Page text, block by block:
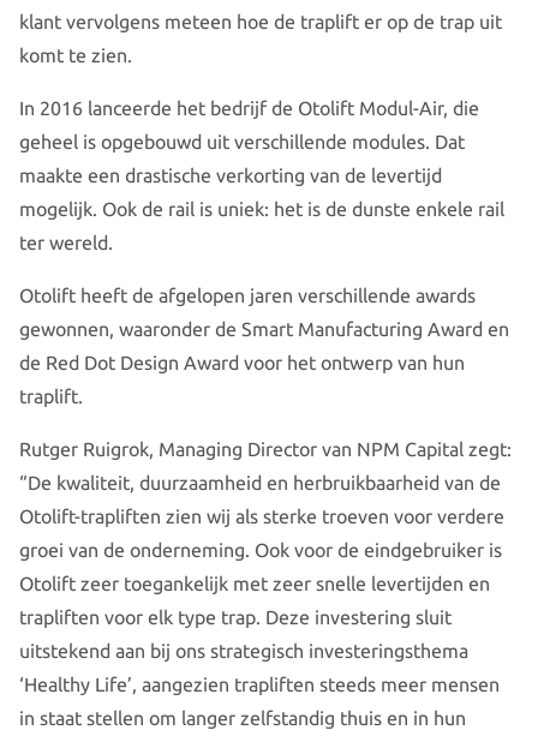
klant vervolgens meteen hoe de traplift er op de trap uit
komt te zien.
In 2016 lanceerde het bedrijf de Otolift Modul-Air, die
geheel is opgebouwd uit verschillende modules. Dat
maakte een drastische verkorting van de levertijd
mogelijk. Ook de rail is uniek: het is de dunste enkele rail
ter wereld.
Otolift heeft de afgelopen jaren verschillende awards
gewonnen, waaronder de Smart Manufacturing Award en
de Red Dot Design Award voor het ontwerp van hun
traplift.
Rutger Ruigrok, Managing Director van NPM Capital zegt:
“De kwaliteit, duurzaamheid en herbruikbaarheid van de
Otolift-trapliften zien wij als sterke troeven voor verdere
groei van de onderneming. Ook voor de eindgebruiker is
Otolift zeer toegankelijk met zeer snelle levertijden en
trapliften voor elk type trap. Deze investering sluit
uitstekend aan bij ons strategisch investeringsthema
‘Healthy Life’, aangezien trapliften steeds meer mensen
in staat stellen om langer zelfstandig thuis en in hun